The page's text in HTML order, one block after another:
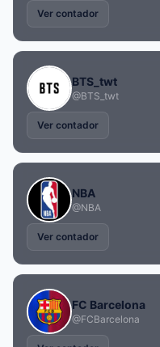
Ver contador
BTS_twt
@BTS_twt
Ver contador
NBA
@NBA
Ver contador
FC Barcelona
@FCBarcelona